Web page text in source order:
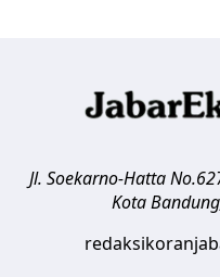
Jl. Soekarno-Hatta
Kota Bandung